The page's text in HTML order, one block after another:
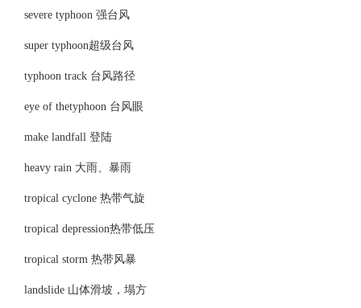
severe typhoon 强台风
super typhoon超级台风
typhoon track 台风路径
eye of thetyphoon 台风眼
make landfall 登陆
heavy rain 大雨、暴雨
tropical cyclone 热带气旋
tropical depression热带低压
tropical storm 热带风暴
landslide 山体滑坡，塌方